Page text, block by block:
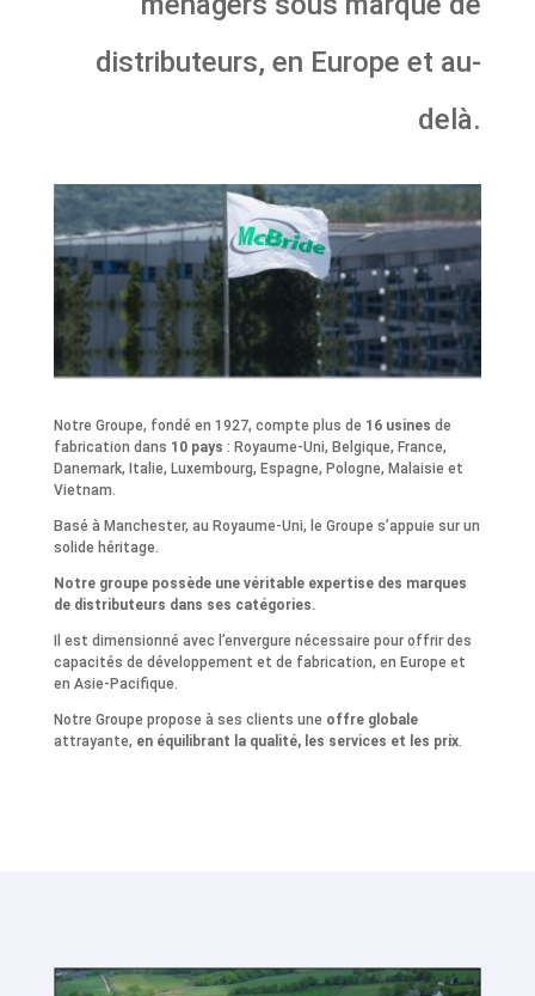
distributeurs, en Europe et au-
delà.
Notre Groupe, fondé en 1927, compte plus de 16 usines de
fabrication dans 10 pays : Royaume-Uni, Belgique, France,
Danemark, Italie, Luxembourg, Espagne, Pologne, Malaisie et
Vietnam.
Basé à Manchester, au Royaume-Uni, le Groupe s’appuie sur un
solide héritage.
Notre groupe possède une véritable expertise des marques
de distributeurs dans ses catégories.
Il est dimensionné avec l’envergure nécessaire pour offrir des
capacités de développement et de fabrication, en Europe et
en Asie-Pacifique.
Notre Groupe propose à ses clients une offre globale
attrayante, en équilibrant la qualité, les services et les prix.